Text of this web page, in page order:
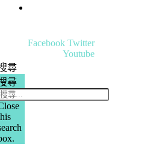
Facebook Twitter
Youtube
尋
尋